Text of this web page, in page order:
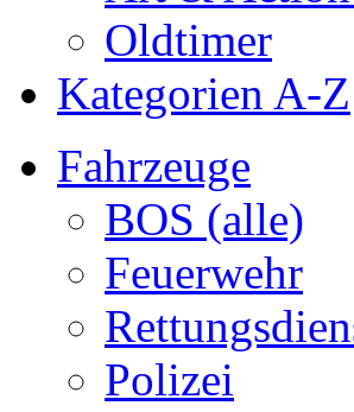
Oldtimer
Kategorien A-Z
Fahrzeuge
BOS (alle)
Feuerwehr
Polizei